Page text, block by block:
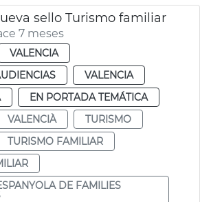
sello Turismo familiar
7 meses
VALENCIA
VALENCIA
EN PORTADA TEMÁTICA
VALENCIÀ
TURISMO
TURISMO FAMILIAR
DE FAMILIES